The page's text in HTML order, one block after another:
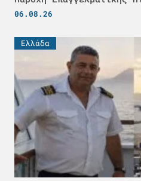
06.08.26
Ελλάδα